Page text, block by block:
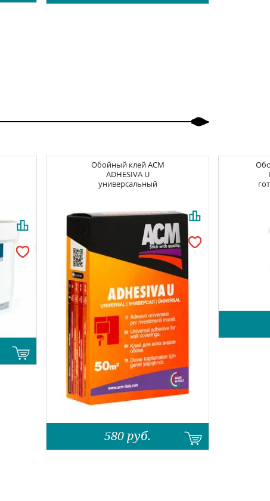
Обойный клейACM
ADHESIVA U
универсальный
580 руб.